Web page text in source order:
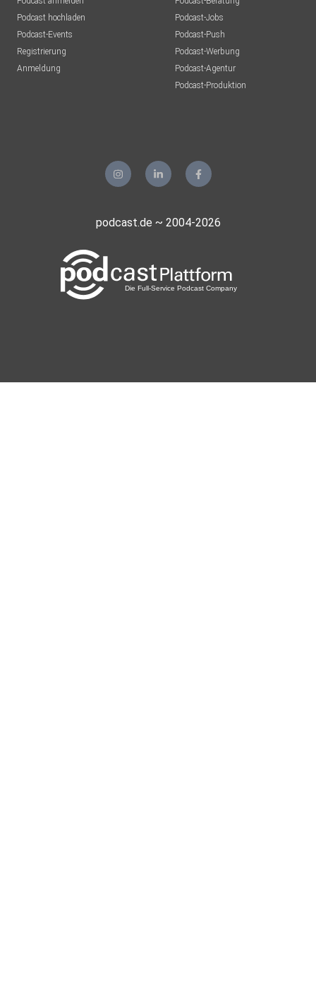
Podcast hochladen
Podcast-Events
Registrierung
Anmeldung
Podcast-Jobs
Podcast-Push
Podcast-Werbung
Podcast-Agentur
Podcast-Produktion
podcast.de ~ 2004-2026